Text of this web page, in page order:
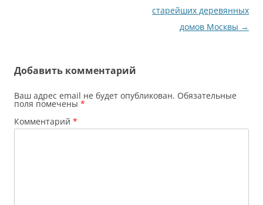
старейших деревянных
домов Москвы →
Добавить комментарий
Ваш адрес email не будет опубликован. Обязательные
поля помечены *
Комментарий *